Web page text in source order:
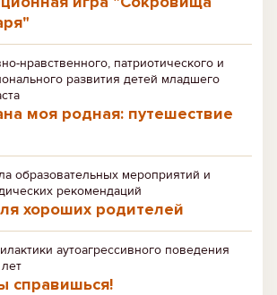
нравственного, патриотического и
развития детей младшего
моя родная: путешествие
образовательных мероприятий и
рекомендаций
хороших родителей
аутоагрессивного поведения
справишься!